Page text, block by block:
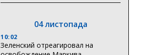
04 листопада
10:02
Зеленский отреагировал на